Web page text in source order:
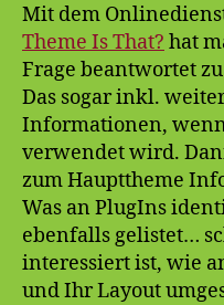
Mit dem
Theme Is That? hat
Frage beantwortet
Das sogar inkl.
Informationen,
verwendet wird.
zum Haupttheme
Was an PlugIns
ebenfalls gelistet…
interessiert ist, wie
und Ihr Layout